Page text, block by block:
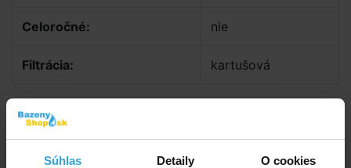
Súhlas Detaily O cookies
Celoročné: nie
Filtrácia: kartušová
Dokumenty na stiahnutie
Návod na bazén INTEX Prism Frame ovál